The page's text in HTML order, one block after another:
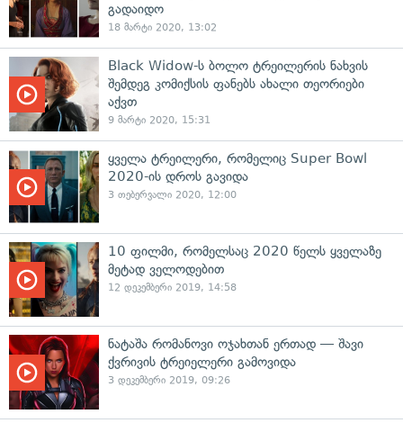
გადაიდო
18 მარტი 2020, 13:02
Black Widow-ს ბოლო ტრეილერის ნახვის
შემდეგ კომიქსის ფანებს ახალი თეორიები
აქვთ
9 მარტი 2020, 15:31
ყველა ტრეილერი, რომელიც Super Bowl
2020-ის დროს გავიდა
3 თებერვალი 2020, 12:00
10 ფილმი, რომელსაც 2020 წელს ყველაზე
მეტად ველოდებით
12 დეკემბერი 2019, 14:58
ნატაშა რომანოვი ოჯახთან ერთად — შავი
ქვრივის ტრეიელერი გამოვიდა
3 დეკემბერი 2019, 09:26